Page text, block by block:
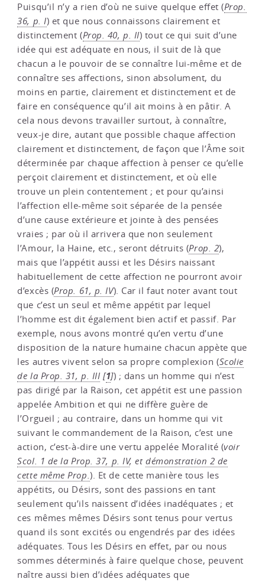
Puisqu’il n’y a rien d’où ne suive quelque effet (Prop.
36, p. I) et que nous connaissons clairement et
distinctement (Prop. 40, p. II) tout ce qui suit d’une
idée qui est adéquate en nous, il suit de là que
chacun a le pouvoir de se connaître lui-même et de
connaître ses affections, sinon absolument, du
moins en partie, clairement et distinctement et de
faire en conséquence qu’il ait moins à en pâtir. A
cela nous devons travailler surtout, à connaître,
veux-je dire, autant que possible chaque affection
clairement et distinctement, de façon que l’Âme soit
déterminée par chaque affection à penser ce qu’elle
perçoit clairement et distinctement, et où elle
trouve un plein contentement ; et pour qu’ainsi
l’affection elle-même soit séparée de la pensée
d’une cause extérieure et jointe à des pensées
vraies ; par où il arrivera que non seulement
l’Amour, la Haine, etc., seront détruits (Prop. 2),
mais que l’appétit aussi et les Désirs naissant
habituellement de cette affection ne pourront avoir
d’excès (Prop. 61, p. IV). Car il faut noter avant tout
que c’est un seul et même appétit par lequel
l’homme est dit également bien actif et passif. Par
exemple, nous avons montré qu’en vertu d’une
disposition de la nature humaine chacun appète que
les autres vivent selon sa propre complexion (Scolie
de la Prop. 31, p. III [1]) ; dans un homme qui n’est
pas dirigé par la Raison, cet appétit est une passion
appelée Ambition et qui ne diffère guère de
l’Orgueil ; au contraire, dans un homme qui vit
suivant le commandement de la Raison, c’est une
action, c’est-à-dire une vertu appelée Moralité (voir
Scol. 1 de la Prop. 37, p. IV, etdémonstration 2 de
cette même Prop.). Et de cette manière tous les
appétits, ou Désirs, sont des passions en tant
seulement qu’ils naissent d’idées inadéquates ; et
ces mêmes mêmes Désirs sont tenus pour vertus
quand ils sont excités ou engendrés par des idées
adéquates. Tous les Désirs en effet, par ou nous
sommes déterminés à faire quelque chose, peuvent
naître aussi bien d’idées adéquates que